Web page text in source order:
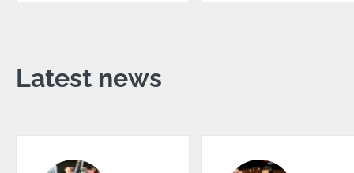
Latest news